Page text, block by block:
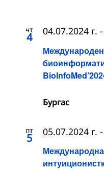
чт
4 04.07.2024 г. -
Бургас
пт
5 05.07.2024 г. -